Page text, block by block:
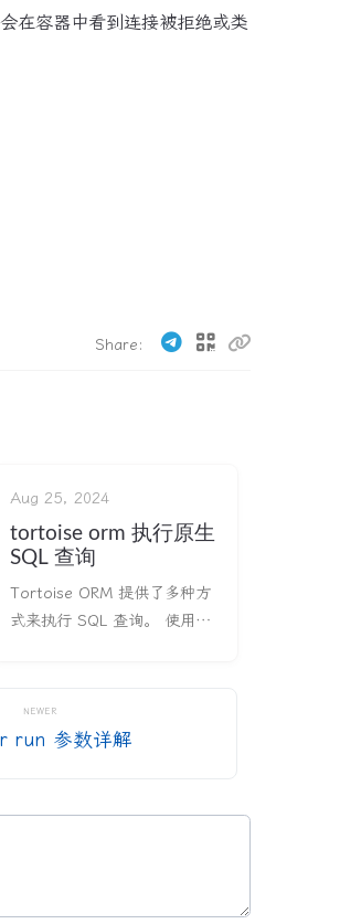
在容器中看到连接被拒绝或类
Share
Aug 25, 2024
tortoise orm 执行原生
SQL 查询
Tortoise ORM 提供了多种方
式来执行 SQL 查询。 使用
询结果： from
tortoise.backends.asyncpg
NEWER
run 参数详解